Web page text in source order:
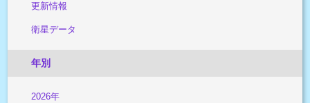
更新情報
衛星データ
年別
2026年